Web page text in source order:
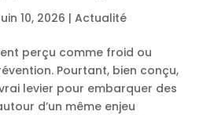
10, 2026 | Actualité
perçu comme froid ou
Pourtant, bien conçu,
levier pour embarquer des
d’un même enjeu